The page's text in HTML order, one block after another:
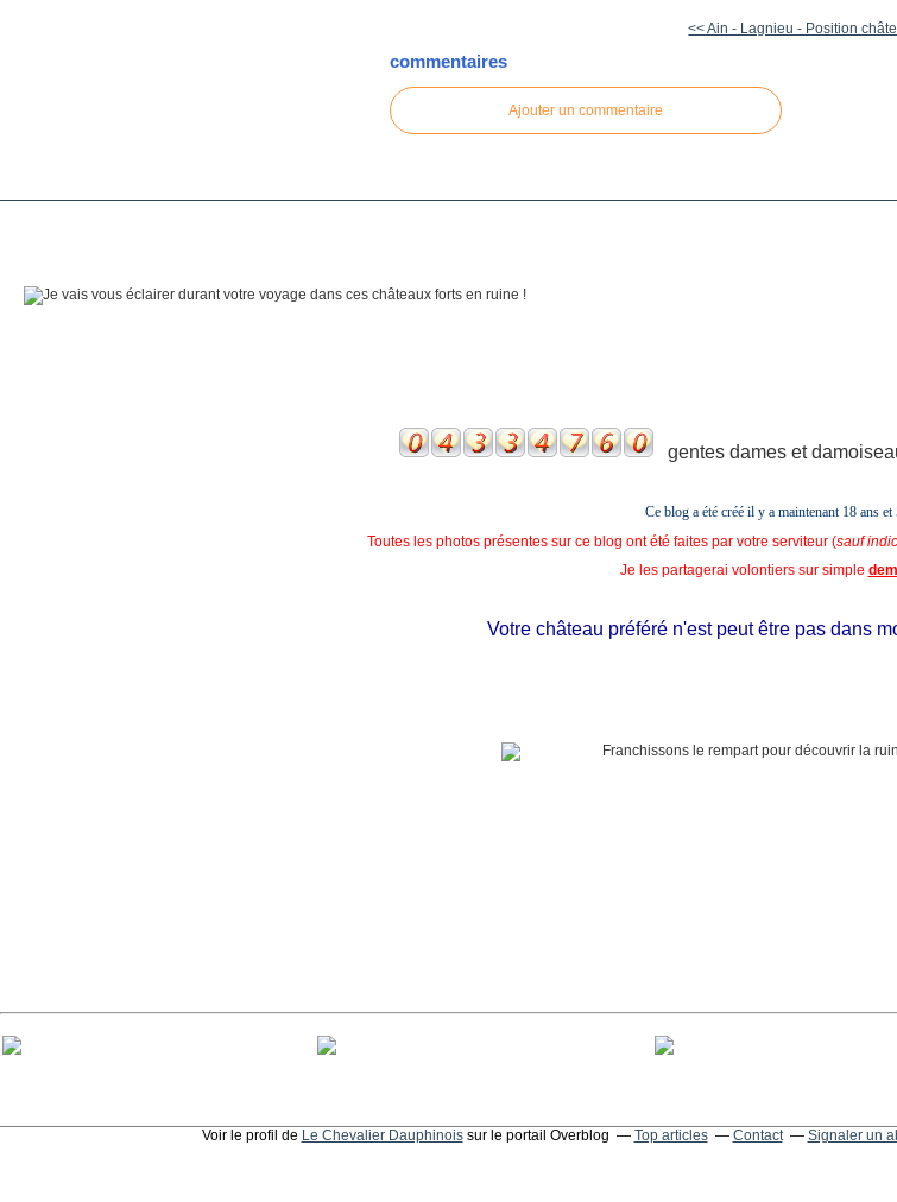
<< Ain - Lagnieu - Position
commentaires
Ajouter un commentaire
gentes dames et
Ce blog a été créé il y a maintenant 18 ans et
Toutes les photos présentes sur ce blog ont été faites par votre serviteur (sauf
Je les partagerai volontiers sur simple
Votre château préféré n'est peut être pas dans
Voir le profil de Le Chevalier Dauphinoissur le portail Overblog Top articles Contact Signaler un